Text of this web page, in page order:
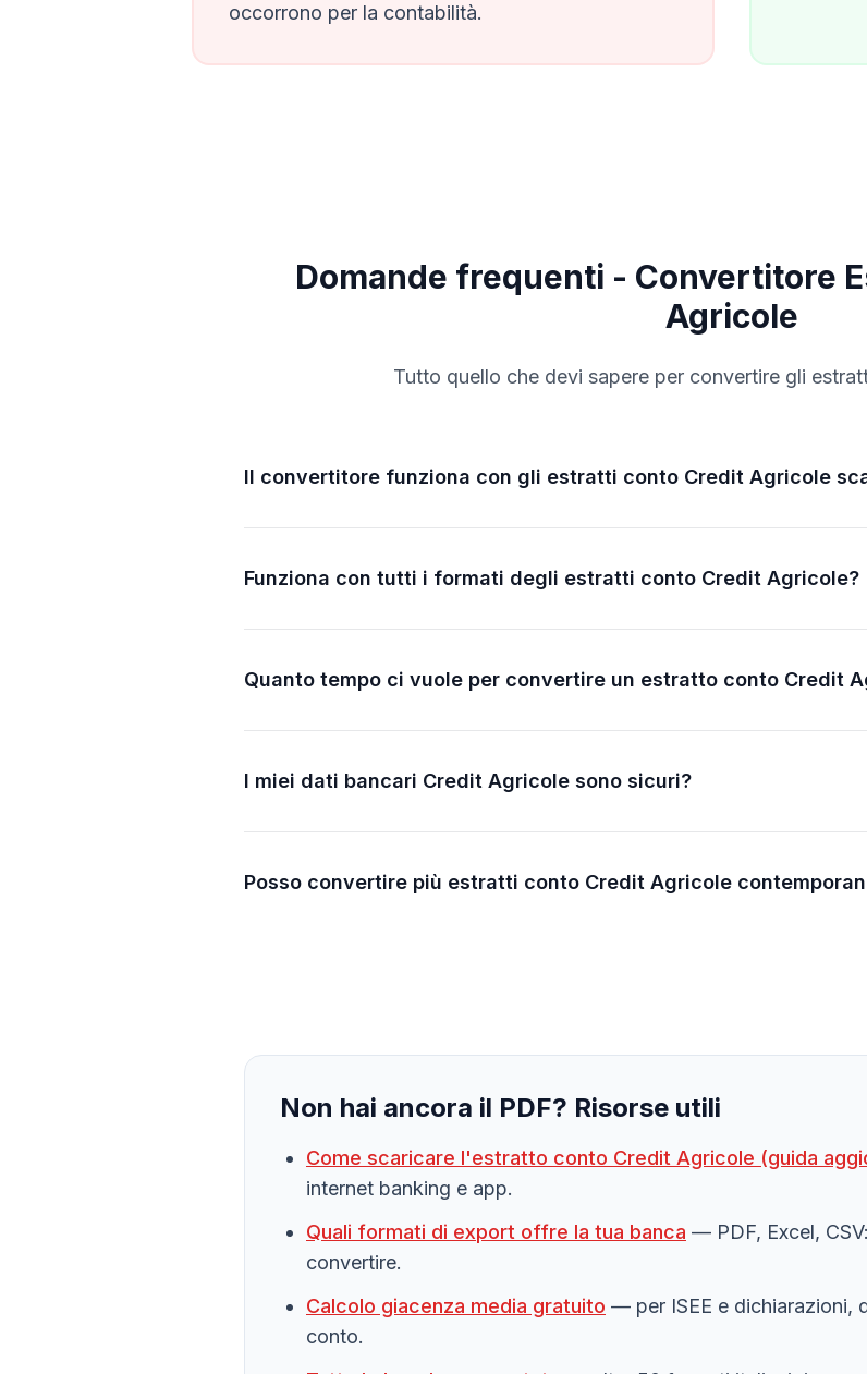
occorrono per la contabilità.
Domande frequenti - Convertitore
Agricole
Tutto quello che devi sapere per convertire gli
Il convertitore funziona con gli estratti conto Credit Agricole
Funziona con tutti i formati degli estratti conto Credit Agricole?
Quanto tempo ci vuole per convertire un estratto conto Credit
I miei dati bancari Credit Agricole sono sicuri?
Posso convertire più estratti conto Credit Agricole
Non hai ancora il PDF? Risorse utili
Come scaricare l'estratto conto Credit Agricole (guida
internet banking e app.
Quali formati di export offre la tua banca — PDF, Excel,
convertire.
Calcolo giacenza media gratuito — per ISEE e dichiarazioni,
conto.